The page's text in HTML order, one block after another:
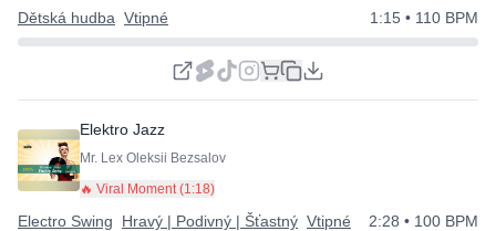
Dětská hudba Vtipné 1:15 • 110 BPM
Elektro Jazz
Mr. Lex Oleksii Bezsalov
🔥 Viral Moment (1:18)
Electro Swing Hravý | Podivný | Šťastný Vtipné 2:28 • 100 BPM